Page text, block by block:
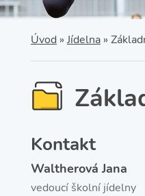
SRPŠ – Spolek
přátel školy
Úvod » Jídelna »
Kontakt
Waltherová Jana
vedoucí školní jídelny